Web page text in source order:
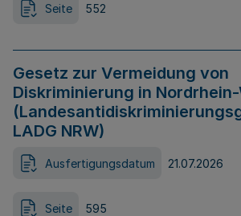
Seite 552
Gesetz zur Vermeidung von
Diskriminierung in
LADG NRW)
Ausfertigungsdatum 21.07.2026
Seite 595